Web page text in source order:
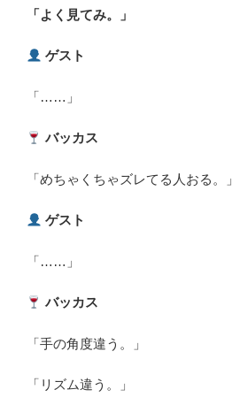
「よく見てみ。」
ゲスト
「……」
バッカス
「めちゃくちゃズレてる人おる。」
ゲスト
「……」
バッカス
「手の角度違う。」
「リズム違う。」